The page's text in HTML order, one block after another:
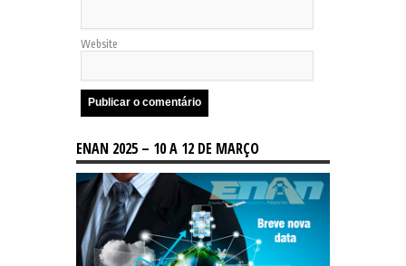
Website
ENAN 2025 – 10 A 12 DE MARÇO